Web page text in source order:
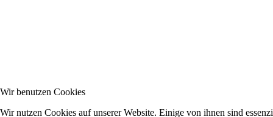
Wir benutzen Cookies
Wir nutzen Cookies auf unserer Website. Einige von ihnen sind